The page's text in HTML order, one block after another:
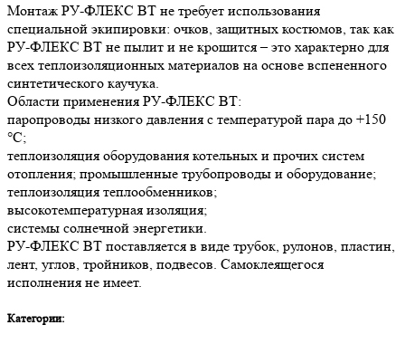
Монтаж РУ-ФЛЕКС ВТ не требует использования
специальной экипировки: очков, защитных костюмов, так как
РУ-ФЛЕКС ВТ не пылит и не крошится – это характерно для
всех теплоизоляционных материалов на основе вспененного
синтетического каучука.
Области применения РУ-ФЛЕКС ВТ:
паропроводы низкого давления с температурой пара до +150
°С;
теплоизоляция оборудования котельных и прочих систем
отопления; промышленные трубопроводы и оборудование;
теплоизоляция теплообменников;
высокотемпературная изоляция;
системы солнечной энергетики.
РУ-ФЛЕКС ВТ поставляется в виде трубок, рулонов, пластин,
лент, углов, тройников, подвесов. Самоклеящегося
исполнения не имеет.
Категории: